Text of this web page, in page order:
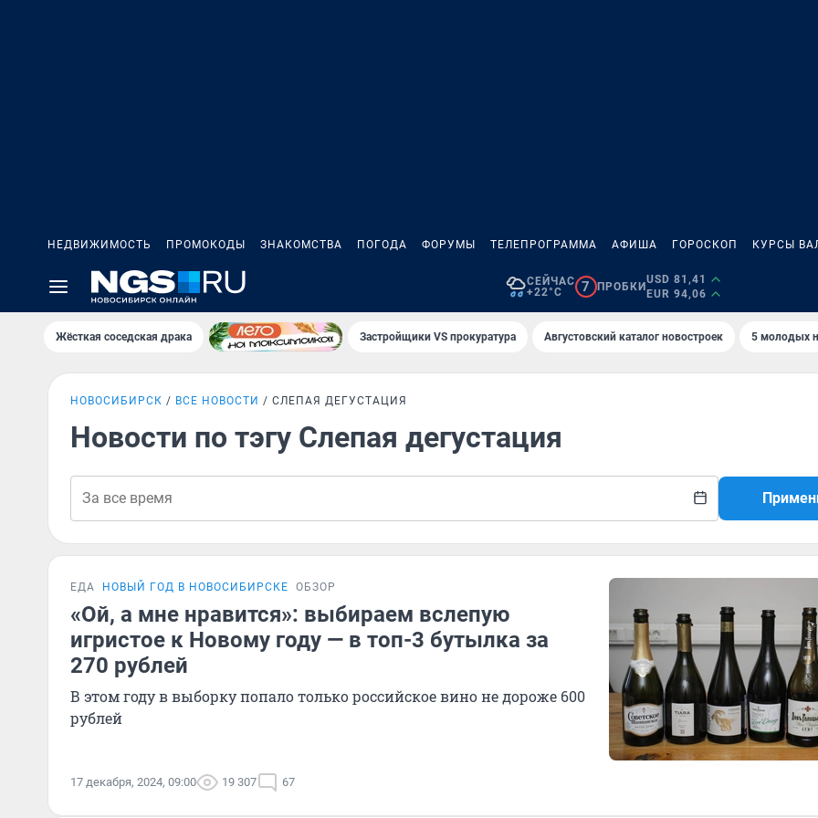
НЕДВИЖИМОСТЬ ПРОМОКОДЫ ЗНАКОМСТВА ПОГОДА ФОРУМЫ ТЕЛЕПРОГРАММА АФИША ГОРОСКОП КУРСЫ
СЕЙЧАС
+22°C
7 ПРОБКИ
USD 81,41
EUR 94,06
Жёсткая соседская драка Застройщики VS прокуратура Августовский каталог новостроек 5 молодых
НОВОСИБИРСК ВСЕ НОВОСТИ СЛЕПАЯ ДЕГУСТАЦИЯ
Новости по тэгу Слепая дегустация
ЕДА НОВЫЙ ГОД В НОВОСИБИРСКЕ ОБЗОР
«Ой, а мне нравится»: выбираем вслепую
игристое к Новому году — в топ-3 бутылка за
270 рублей
В этом году в выборку попало только российское вино не дороже 600
рублей
17 декабря, 2024, 09:00 19 307 67